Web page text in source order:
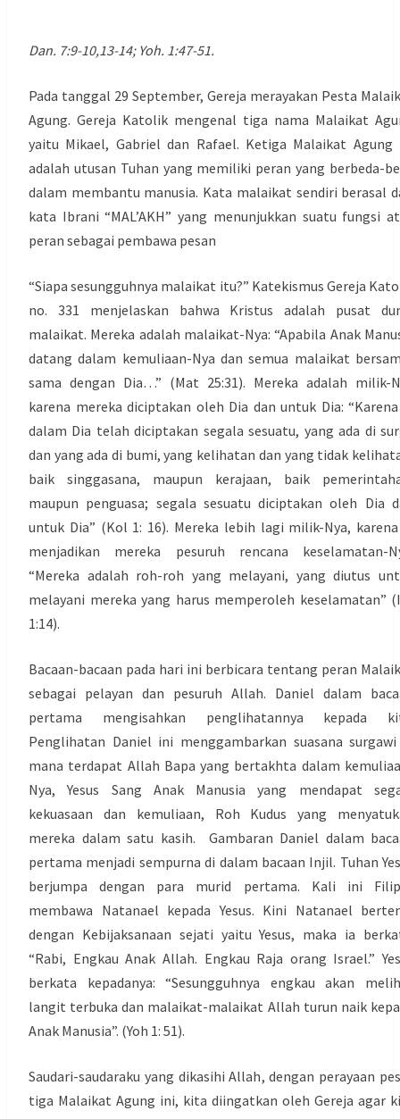
Dan. 7:9-10,13-14; Yoh. 1:47-51.
Pada tanggal 29 September, Gereja merayakan Pesta
Agung. Gereja Katolik mengenal tiga nama Malaikat
yaitu Mikael, Gabriel dan Rafael. Ketiga Malaikat Agung
adalah utusan Tuhan yang memiliki peran yang berbeda-
dalam membantu manusia. Kata malaikat sendiri berasal
kata Ibrani “MAL’AKH” yang menunjukkan suatu fungsi
peran sebagai pembawa pesan
“Siapa sesungguhnya malaikat itu?” Katekismus Gereja
no. 331 menjelaskan bahwa Kristus adalah pusat
malaikat. Mereka adalah malaikat-Nya: “Apabila Anak
datang dalam kemuliaan-Nya dan semua malaikat
sama dengan Dia…” (Mat 25:31). Mereka adalah milik-
karena mereka diciptakan oleh Dia dan untuk Dia:
dalam Dia telah diciptakan segala sesuatu, yang ada di
dan yang ada di bumi, yang kelihatan dan yang tidak
baik singgasana, maupun kerajaan, baik
maupun penguasa; segala sesuatu diciptakan oleh Dia
untuk Dia” (Kol 1: 16). Mereka lebih lagi milik-Nya,
menjadikan mereka pesuruh rencana keselamatan-
“Mereka adalah roh-roh yang melayani, yang diutus
melayani mereka yang harus memperoleh keselamatan”
1:14).
Bacaan-bacaan pada hari ini berbicara tentang peran
sebagai pelayan dan pesuruh Allah. Daniel dalam
pertama mengisahkan penglihatannya kepada
Penglihatan Daniel ini menggambarkan suasana
mana terdapat Allah Bapa yang bertakhta dalam
Nya, Yesus Sang Anak Manusia yang mendapat
kekuasaan dan kemuliaan, Roh Kudus yang
mereka dalam satu kasih. Gambaran Daniel dalam
pertama menjadi sempurna di dalam bacaan Injil. Tuhan
berjumpa dengan para murid pertama. Kali ini
membawa Natanael kepada Yesus. Kini Natanael
dengan Kebijaksanaan sejati yaitu Yesus, maka ia
“Rabi, Engkau Anak Allah. Engkau Raja orang Israel.”
berkata kepadanya: “Sesungguhnya engkau akan
langit terbuka dan malaikat-malaikat Allah turun naik
Anak Manusia”. (Yoh 1: 51).
Saudari-saudaraku yang dikasihi Allah, dengan perayaan
tiga Malaikat Agung ini, kita diingatkan oleh Gereja agar